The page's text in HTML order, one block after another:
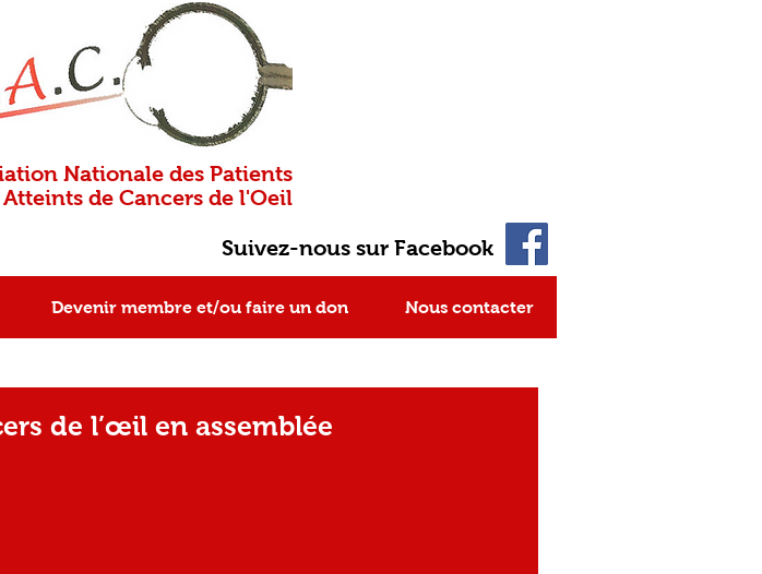
Nationale des Patients
Atteints de Cancers de l'Oeil
Suivez-nous sur Facebook
Devenir membre et/ou faire un don Nous contacter
de l’œil en assemblée